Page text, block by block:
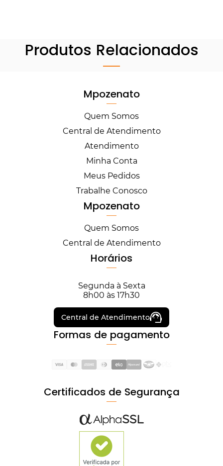
Produtos Relacionados
Mpozenato
Quem Somos
Central de Atendimento
Atendimento
Minha Conta
Meus Pedidos
Trabalhe Conosco
Mpozenato
Quem Somos
Central de Atendimento
Horários
Segunda à Sexta
8h00 às 17h30
Central de Atendimento
Formas de pagamento
Certificados de Segurança